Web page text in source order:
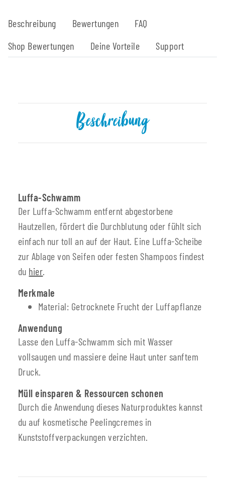
Beschreibung Bewertungen
FAQ
Shop Bewertungen
Deine Vorteile Support
Beschreibung
Luffa-Schwamm
Der Luffa-Schwamm entfernt abgestorbene
Hautzellen, fördert die Durchblutung oder fühlt sich
einfach nur toll an auf der Haut. Eine Luffa-Scheibe
zur Ablage von Seifen oder festen Shampoos findest
du hier
Merkmale
Material: Getrocknete Frucht der Luffapflanze
Anwendung
Lasse den Luffa-Schwamm sich mit Wasser
vollsaugen und massiere deine Haut unter sanftem
Druck.
Müll einsparen & Ressourcen schonen
Durch die Anwendung dieses Naturproduktes kannst
du auf kosmetische Peelingcremes in
Kunststoffverpackungen verzichten.